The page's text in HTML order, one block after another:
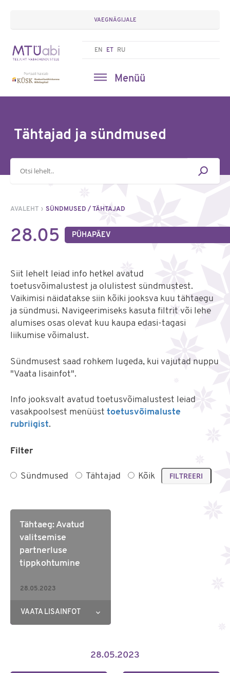
VAEGNÄGIJALE
EN ET RU
Menüü
Tähtajad ja sündmused
Otsisõna
AVALEHT SÜNDMUSED / TÄHTAJAD
28.05 PÜHAPÄEV
Siit lehelt leiad info hetkel avatud
toetusvõimalustest ja olulistest sündmustest.
Vaikimisi näidatakse siin kõiki jooksva kuu tähtaegu
ja sündmusi. Navigeerimiseks kasuta filtrit või lehe
alumises osas olevat kuu kaupa edasi-tagasi
liikumise võimalust.
Sündmusest saad rohkem lugeda, kui vajutad nuppu
"Vaata lisainfot".
Info jooksvalt avatud toetusvõimalustest leiad
vasakpoolsest menüüst toetusvõimaluste
rubriigist.
Filter
Sündmused Tähtajad Kõik
Tähtaeg: Avatud
valitsemise
partnerluse
tippkohtumine
28.05.2023
VAATA LISAINFOT
28.05.2023